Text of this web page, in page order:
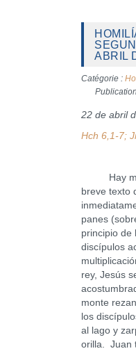
ABRIL
Catégorie :
22 de abril
Hch 6,1-7;
Hay
breve texto
panes
principio de
discípulos
rey, Jesús
monte
los
al lago y
orilla. Juan